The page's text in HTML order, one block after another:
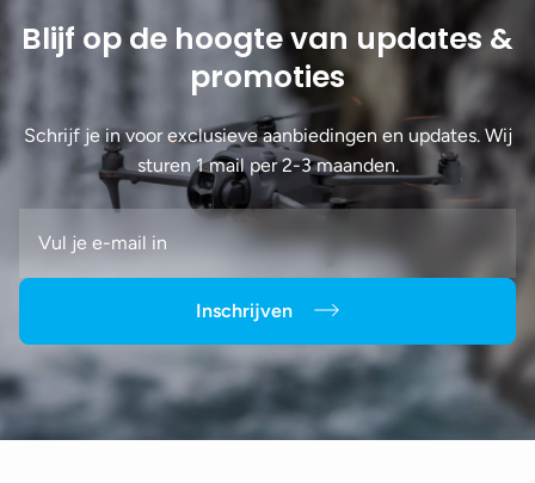
Blijf op de hoogte van updates &
promoties
Schrijf je in voor exclusieve aanbiedingen en updates. Wij
sturen 1 mail per 2-3 maanden.
Inschrijven